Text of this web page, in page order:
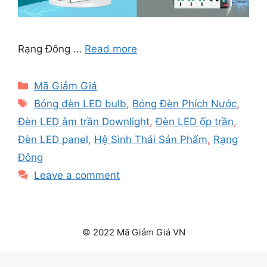
Rạng Đông … Read more
Categories
Mã Giảm Giá
Tags
Bóng đèn LED bulb, Bóng Đèn Phích Nước,
Đèn LED âm trần Downlight,Đèn LED ốp trần,
Đèn LED panel, Hệ Sinh Thái Sản Phẩm, Rạng
Đông
Leave a comment
© 2022 Mã Giảm Giá VN